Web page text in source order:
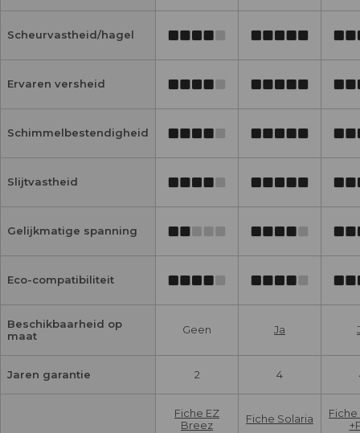
Scheurvastheid/hagel
Ervaren versheid
Schimmelbestendigheid
Slijtvastheid
Gelijkmatige spanning
Eco-compatibiliteit
Beschikbaarheid op
maat
Geen Ja
Jaren garantie 2 4
Fiche EZ
Breez
Fiche Solaria
Fiche